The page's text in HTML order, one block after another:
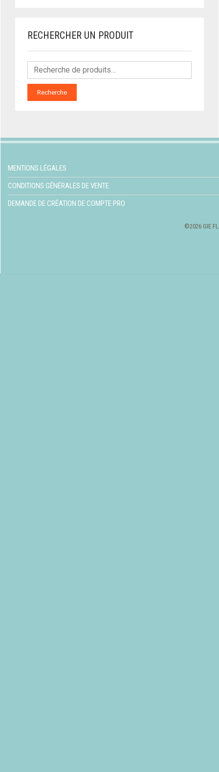
RECHERCHER UN PRODUIT
Recherche
MENTIONS LÉGALES
CONDITIONS GÉNÉRALES DE VENTE
DEMANDE DE CRÉATION DE COMPTE PRO
©2026 GIE